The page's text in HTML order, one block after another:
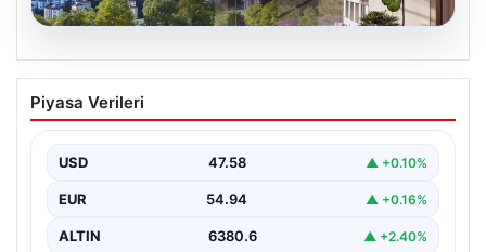
04.08.2026
DAP Yapı’dan bir ilk! Emlak Konut
güvencesi Dap vizyonuyla kendi
Piyasa Verileri
USD 47.58 ▲ +0.10%
EUR 54.94 ▲ +0.16%
ALTIN 6380.6 ▲ +2.40%